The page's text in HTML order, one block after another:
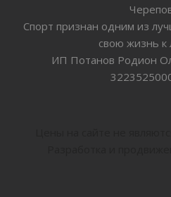
Спорт признан одним из
свою жизнь к
ИП Потанов Родион